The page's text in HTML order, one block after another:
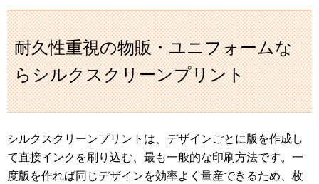
耐久性重視の物販・ユニフォームな
らシルクスクリーンプリント
シルクスクリーンプリントは、デザインごとに版を作成し
て直接インクを刷り込む、最も一般的な印刷方法です。一
度版を作れば同じデザインを効率よく量産できるため、枚